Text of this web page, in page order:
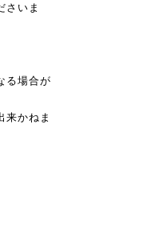
さいま
る場合が
来かねま